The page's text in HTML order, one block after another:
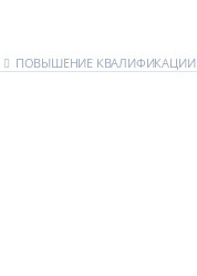
ПОВЫШЕНИЕ КВАЛИФИКАЦИИ